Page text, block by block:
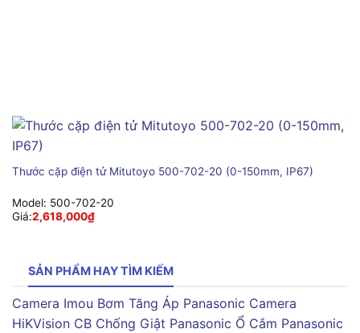
Thước cặp điện tử Mitutoyo 500-702-20 (0-150mm, IP67)
Model: 500-702-20
Giá:2,618,000₫
SẢN PHẨM HAY TÌM KIẾM
Camera Imou Bơm Tăng Áp Panasonic Camera
HiKVision CB Chống Giật Panasonic Ổ Cắm Panasonic